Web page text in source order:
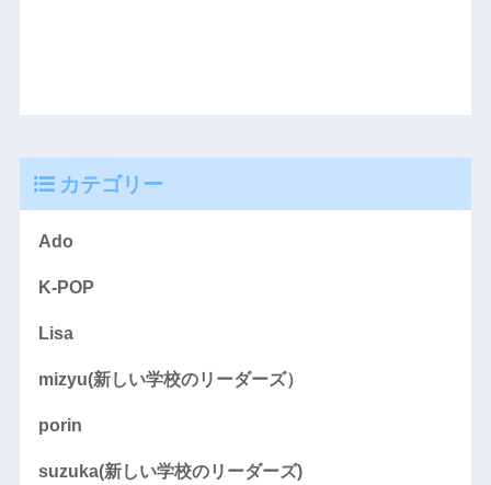
カテゴリー
Ado
K-POP
Lisa
mizyu(新しい学校のリーダーズ）
porin
suzuka(新しい学校のリーダーズ)